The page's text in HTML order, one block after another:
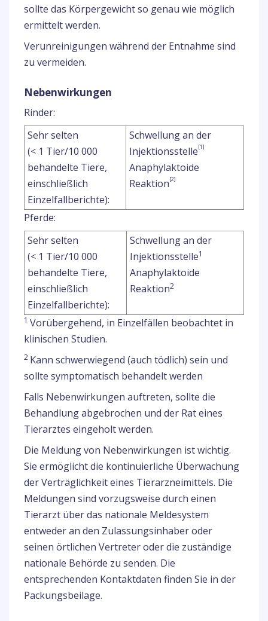
sollte das Körpergewicht so genau wie möglich
ermittelt werden.
Verunreinigungen während der Entnahme sind
zu vermeiden.
Nebenwirkungen
Rinder:
Sehr selten
(< 1 Tier/10 000
behandelte Tiere,
einschließlich
Einzelfallberichte):
Schwellung an der
Injektionsstelle[1]
Anaphylaktoide
Reaktion[2]
Pferde:
Sehr selten
(< 1 Tier/10 000
behandelte Tiere,
einschließlich
Einzelfallberichte):
Schwellung an der
Injektionsstelle1
Anaphylaktoide
Reaktion2
1 Vorübergehend, in Einzelfällen beobachtet in
klinischen Studien.
2 Kann schwerwiegend (auch tödlich) sein und
sollte symptomatisch behandelt werden
Falls Nebenwirkungen auftreten, sollte die
Behandlung abgebrochen und der Rat eines
Tierarztes eingeholt werden.
Die Meldung von Nebenwirkungen ist wichtig.
Sie ermöglicht die kontinuierliche Überwachung
der Verträglichkeit eines Tierarzneimittels. Die
Meldungen sind vorzugsweise durch einen
Tierarzt über das nationale Meldesystem
entweder an den Zulassungsinhaber oder
seinen örtlichen Vertreter oder die zuständige
nationale Behörde zu senden. Die
entsprechenden Kontaktdaten finden Sie in der
Packungsbeilage.